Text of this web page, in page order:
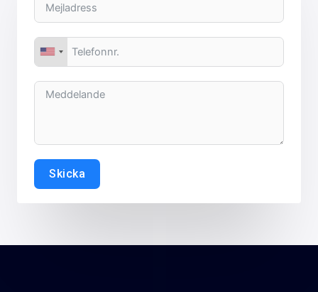
Skicka